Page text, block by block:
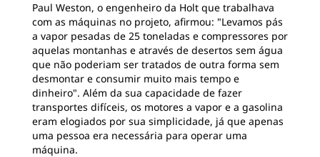
Paul Weston, o engenheiro da Holt que trabalhava
com as máquinas no projeto, afirmou: "Levamos pás
a vapor pesadas de 25 toneladas e compressores por
aquelas montanhas e através de desertos sem água
que não poderiam ser tratados de outra forma sem
desmontar e consumir muito mais tempo e
dinheiro". Além da sua capacidade de fazer
transportes difíceis, os motores a vapor e a gasolina
eram elogiados por sua simplicidade, já que apenas
uma pessoa era necessária para operar uma
máquina.